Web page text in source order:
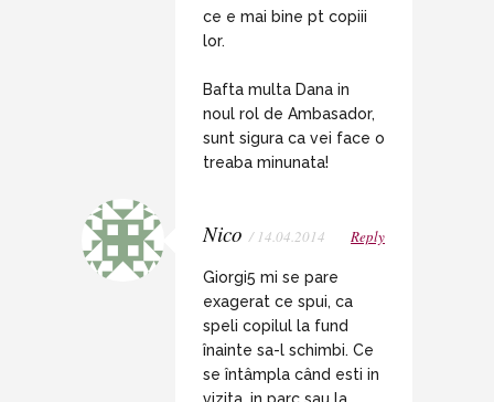
ce e mai bine pt copiii
lor.
Bafta multa Dana in
noul rol de Ambasador,
sunt sigura ca vei face o
treaba minunata!
Nico / 14.04.2014 Reply
Giorgi5 mi se pare
exagerat ce spui, ca
speli copilul la fund
înainte sa-l schimbi. Ce
se întâmpla când esti in
vizita, in parc sau la